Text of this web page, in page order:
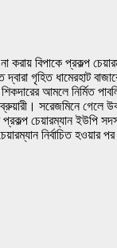
করায় বিপাকে প্রকল্প
গৃহিত ধামেরহাট
আমলে নির্মিত
সরেজমিনে গেলে
চেয়ারম্যান ইউপি
নির্বাচিত হওয়ার